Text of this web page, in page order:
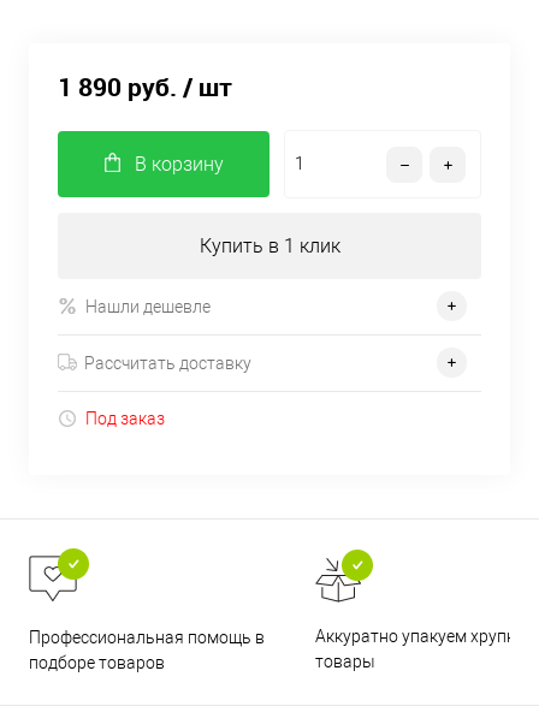
1 890 руб. / шт
В корзину
Купить в 1 клик
Нашли дешевле
Рассчитать доставку
Под заказ
Профессиональная помощь в
подборе товаров
Аккуратно упакуем хрупкие
товары